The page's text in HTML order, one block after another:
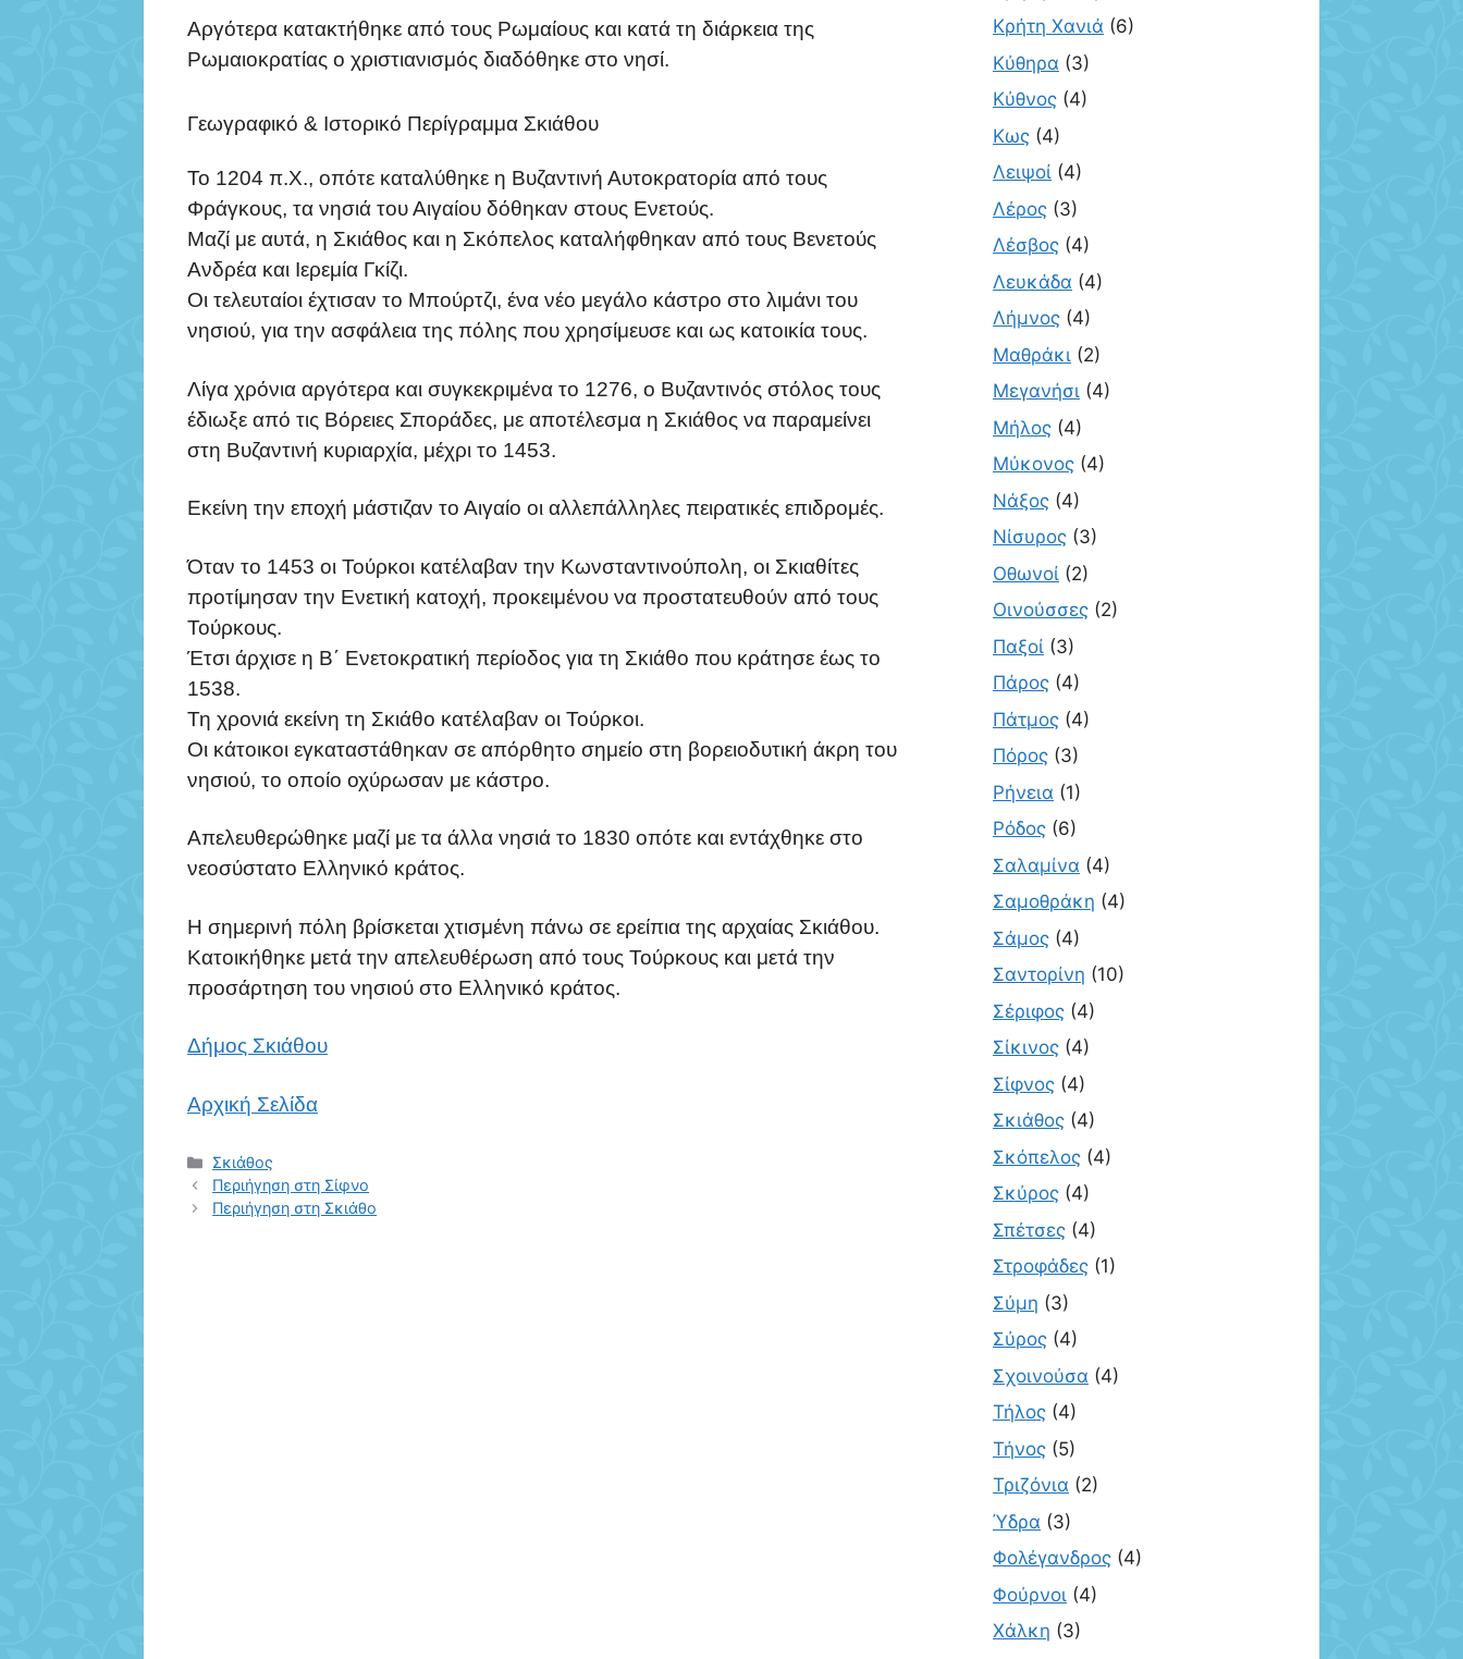
Αργότερα κατακτήθηκε από τους Ρωμαίους και κατά τη διάρκεια της
Ρωμαιοκρατίας ο χριστιανισμός διαδόθηκε στο νησί.
Γεωγραφικό & Ιστορικό Περίγραμμα Σκιάθου
Το 1204 π.Χ., οπότε καταλύθηκε η Βυζαντινή Αυτοκρατορία από τους
Φράγκους, τα νησιά του Αιγαίου δόθηκαν στους Ενετούς.
Μαζί με αυτά, η Σκιάθος και η Σκόπελος καταλήφθηκαν από τους Βενετούς
Ανδρέα και Ιερεμία Γκίζι.
Οι τελευταίοι έχτισαν το Μπούρτζι, ένα νέο μεγάλο κάστρο στο λιμάνι του
νησιού, για την ασφάλεια της πόλης που χρησίμευσε και ως κατοικία τους.
Λίγα χρόνια αργότερα και συγκεκριμένα το 1276, ο Βυζαντινός στόλος τους
έδιωξε από τις Βόρειες Σποράδες, με αποτέλεσμα η Σκιάθος να παραμείνει
στη Βυζαντινή κυριαρχία, μέχρι το 1453.
Εκείνη την εποχή μάστιζαν το Αιγαίο οι αλλεπάλληλες πειρατικές επιδρομές.
Όταν το 1453 οι Τούρκοι κατέλαβαν την Κωνσταντινούπολη, οι Σκιαθίτες
προτίμησαν την Ενετική κατοχή, προκειμένου να προστατευθούν από τους
Τούρκους.
Έτσι άρχισε η Β΄ Ενετοκρατική περίοδος για τη Σκιάθο που κράτησε έως το
1538.
Τη χρονιά εκείνη τη Σκιάθο κατέλαβαν οι Τούρκοι.
Οι κάτοικοι εγκαταστάθηκαν σε απόρθητο σημείο στη βορειοδυτική άκρη του
νησιού, το οποίο οχύρωσαν με κάστρο.
Απελευθερώθηκε μαζί με τα άλλα νησιά το 1830 οπότε και εντάχθηκε στο
νεοσύστατο Ελληνικό κράτος.
Η σημερινή πόλη βρίσκεται χτισμένη πάνω σε ερείπια της αρχαίας Σκιάθου.
Κατοικήθηκε μετά την απελευθέρωση από τους Τούρκους και μετά την
προσάρτηση του νησιού στο Ελληνικό κράτος.
Δήμος Σκιάθου
Αρχική Σελίδα
Κατηγορίες
Σκιάθος
Περιήγηση στη Σίφνο
Περιήγηση στη Σκιάθο
Κρήτη Χανιά (6)
Κύθηρα (3)
Κύθνος (4)
Κως (4)
Λειψοί (4)
Λέρος (3)
Λέσβος (4)
Λευκάδα (4)
Λήμνος (4)
Μαθράκι (2)
Μεγανήσι (4)
Μήλος (4)
Μύκονος (4)
Νάξος (4)
Νίσυρος (3)
Οθωνοί (2)
Οινούσσες (2)
Παξοί (3)
Πάρος (4)
Πάτμος (4)
Πόρος (3)
Ρήνεια (1)
Ρόδος (6)
Σαλαμίνα (4)
Σαμοθράκη (4)
Σάμος (4)
Σαντορίνη (10)
Σέριφος (4)
Σίκινος (4)
Σίφνος (4)
Σκιάθος (4)
Σκόπελος (4)
Σκύρος (4)
Σπέτσες (4)
Στροφάδες (1)
Σύμη (3)
Σύρος (4)
Σχοινούσα (4)
Τήλος (4)
Τήνος (5)
Τριζόνια (2)
Ύδρα (3)
Φολέγανδρος (4)
Φούρνοι (4)
Χάλκη (3)